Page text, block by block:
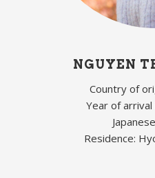
NGUYEN
Country of
Year of arrival
Residence: